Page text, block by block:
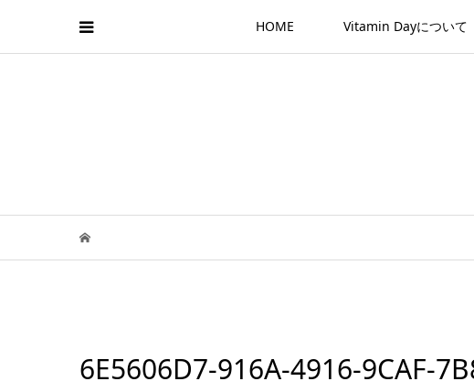
HOME Vitamin Dayについて
6E5606D7-916A-4916-9CAF-